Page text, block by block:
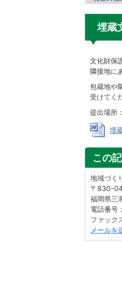
埋蔵
文化財保
隣接地に
包蔵地や
受けてく
提出場所
埋
この
地域づく
〒830-
福岡県三
電話番号
ファッ
メールを